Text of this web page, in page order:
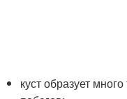
куст образует